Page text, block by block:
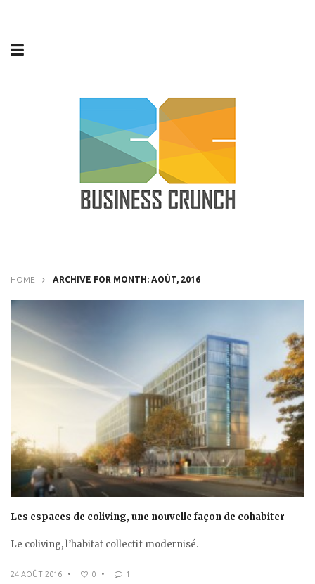
HOME ARCHIVE FOR MONTH: AOÛT, 2016
Les espaces de coliving, une nouvelle façon de cohabiter
Le coliving, l’habitat collectif modernisé.
24 AOÛT 2016 • 0 • 1